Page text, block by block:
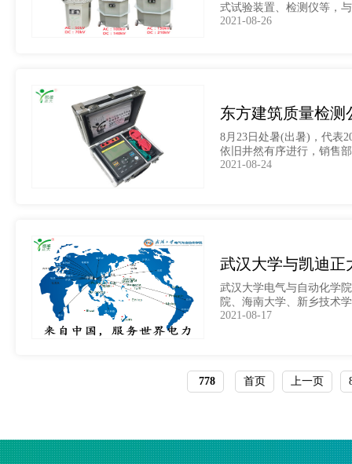
式试验装置、检测仪等，
2021-08-26
东方建筑质量检
8月23日处暑(出暑)，代表
依旧井然有序进行，销售
2021-08-24
武汉大学与凯迪正
武汉大学电气与自动化学
院、海南大学、新乡技术
2021-08-17
778 首页 上一页